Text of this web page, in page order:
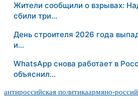
Жители сообщили о взрывах:
сбили три…
День строителя 2026 года
и…
WhatsApp снова работает в
объяснил…
антироссийская политикаармяно-